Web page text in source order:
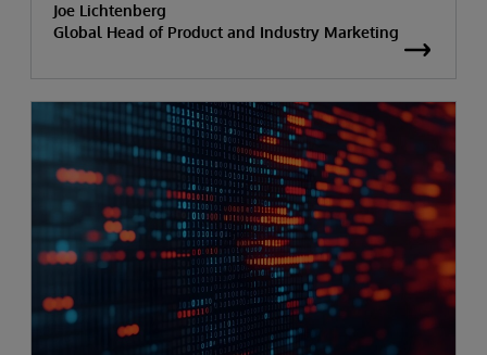
Joe Lichtenberg
Global Head of Product and Industry Marketing